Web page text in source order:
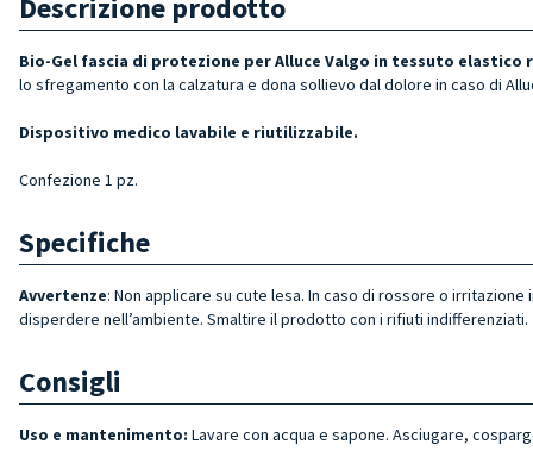
Descrizione prodotto
Bio-Gel fascia di protezione per Alluce Valgo in tessuto
lo sfregamento con la calzatura e dona sollievo dal dolore in caso di
Dispositivo medico lavabile e riutilizzabile.
Confezione 1 pz.
Specifiche
Avvertenze: Non applicare su cute lesa. In caso di rossore o
disperdere nell’ambiente. Smaltire il prodotto con i rifiuti indifferenziati.
Consigli
Uso e mantenimento: Lavare con acqua e sapone. Asciugare,